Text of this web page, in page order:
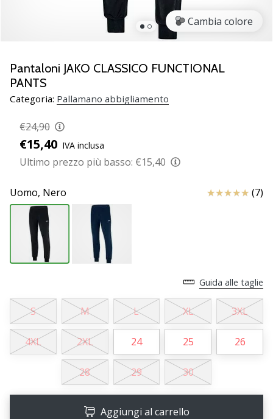
da
pallamano
PUMA
Accelerate
SQD
5!
Conosci
tecnici
valuta
vale
la…
25. 11. 2024
•
Tempo di lettura: 1 min.
Diventa
ambassador
WePlayHandball
Cambia colore
Pantaloni JAKO CLASSICO FUNCTIONAL
PANTS
Categoria: Pallamano abbigliamento
€24,90
€15,40 IVA inclusa
Ultimo prezzo più basso: €15,40
Uomo, Nero Recensioni(7)
Guida alle taglie
S M L XL 3XL
4XL 2XL 24 25 26
28 29 30
Aggiungi al carrello